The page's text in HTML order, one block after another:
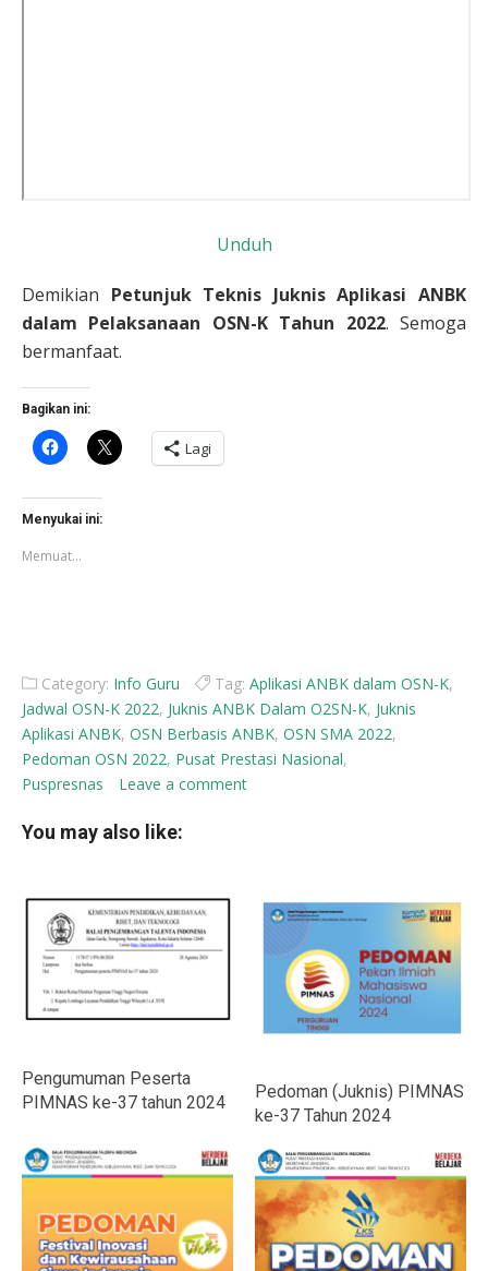
Unduh
Demikian Petunjuk Teknis Juknis Aplikasi ANBK
dalam Pelaksanaan OSN-K Tahun 2022. Semoga
bermanfaat.
Bagikan ini:
Klik
untuk
Facebook(Membuka
di
jendela
baru)
Klik
untuk
berbagi
Lagi
Menyukai ini:
Memuat...
Category: Info Guru Tag: Aplikasi ANBK dalam OSN-K,
Jadwal OSN-K 2022, Juknis ANBK Dalam O2SN-K, Juknis
Aplikasi ANBK, OSN Berbasis ANBK, OSN SMA 2022,
Pedoman OSN 2022, Pusat Prestasi Nasional,
Puspresnas
Leave a comment
You may also like:
Pengumuman Peserta
PIMNAS ke-37 tahun 2024
Pedoman (Juknis) PIMNAS
ke-37 Tahun 2024